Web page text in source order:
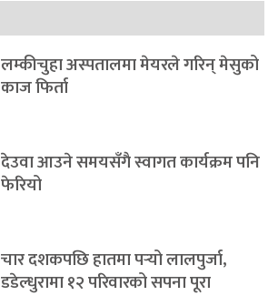
लम्कीचुहा अस्पतालमा मेयरले गरिन् मेसुको
काज फिर्ता
देउवा आउने समयसँगै स्वागत कार्यक्रम पनि
फेरियो
चार दशकपछि हातमा पर्‍यो लालपुर्जा,
डडेल्धुरामा १२ परिवारको सपना पूरा